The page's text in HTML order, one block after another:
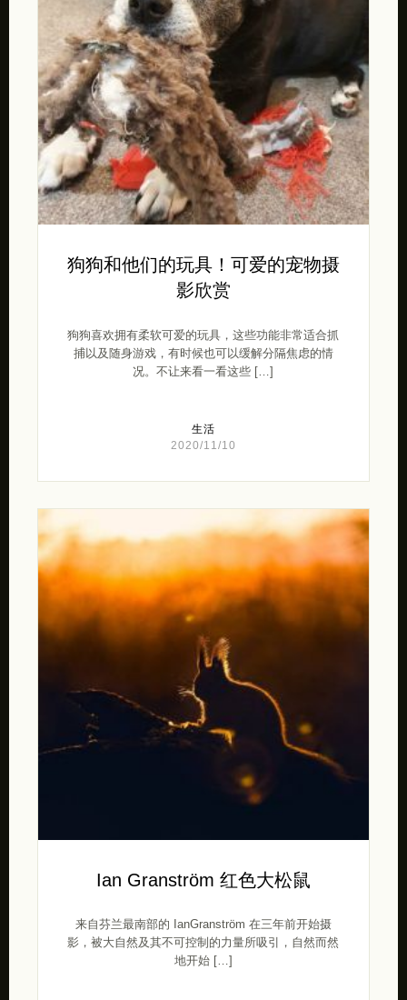
狗狗和他们的玩具！可爱的宠物摄
影欣赏
狗狗喜欢拥有柔软可爱的玩具，这些功能非常适合抓
捕以及随身游戏，有时候也可以缓解分隔焦虑的情
况。不让来看一看这些 […]
生活
2020/11/10
Ian Granström 红色大松鼠
来自芬兰最南部的 IanGranström 在三年前开始摄
影，被大自然及其不可控制的力量所吸引，自然而然
地开始 […]